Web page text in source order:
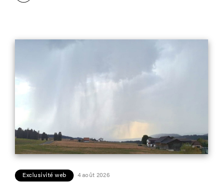
Exclusivité web 4 août 2026